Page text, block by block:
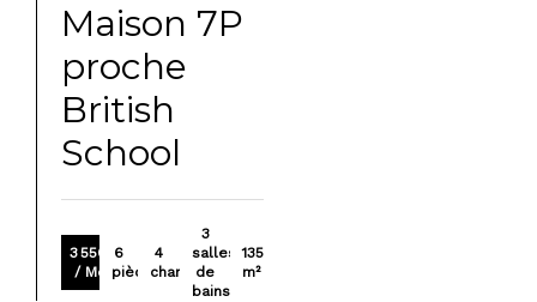
Maison 7P
proche
British
School
3 550 €
/ Mois
6
pièces
4
chambres
3
salles
de
bains
135
m²